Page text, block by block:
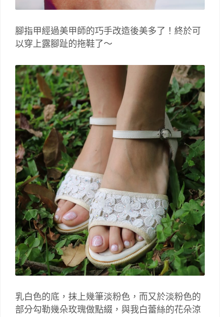
腳指甲經過美甲師的巧手改造後美多了！終於可
以穿上露腳趾的拖鞋了～
乳白色的底，抹上幾筆淡粉色，而又於淡粉色的
部分勾勒幾朵玫瑰做點綴，與我白蕾絲的花朵涼